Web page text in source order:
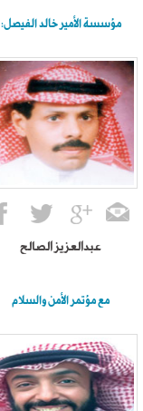
مؤسسة الأمير خالد الفيصل:
عبدالعزيز الصالح
مع مؤتمر الأمن والسلام